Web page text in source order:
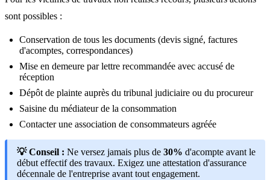
sont possibles :
Conservation de tous les documents (devis signé, factures
d'acomptes, correspondances)
Mise en demeure par lettre recommandée avec accusé de
réception
Dépôt de plainte auprès du tribunal judiciaire ou du procureur
Saisine du médiateur de la consommation
Contacter une association de consommateurs agréée
💡 Conseil : Ne versez jamais plus de 30% d'acompte avant le
début effectif des travaux. Exigez une attestation d'assurance
décennale de l'entreprise avant tout engagement.